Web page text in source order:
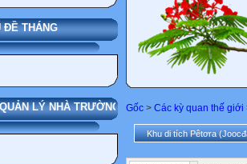
CHỦ ĐỀ THÁNG
THỐNG QUẢN LÝ NHÀ TRƯỜNG
Gốc > Các kỳ quan thế giới
Khu di tích Pêtơra